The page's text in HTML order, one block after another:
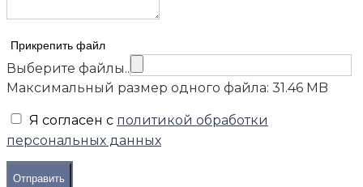
Прикрепить файл
Выберите файлы..
Максимальный размер одного файла: 31.46 MB
Я согласен с политикой обработки
персональных данных
Отправить